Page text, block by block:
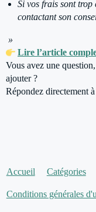
Si vos frais sont trop
contactant son
»
Lire l’article
Vous avez une
ajouter ?
Répondez directement à
Accueil Catégories
Conditions générales